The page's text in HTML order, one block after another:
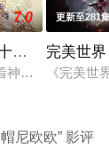
角色，帮助了
7.0
一季（下）
神秘而美好的叶
更新至281
完美世界
《完美
尼欧欧” 影评